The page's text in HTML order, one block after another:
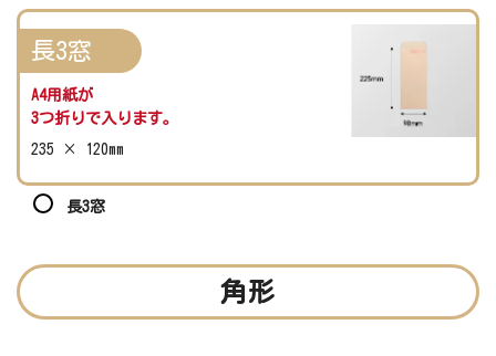
長3窓
A4用紙が
3つ折りで入ります。
235 × 120mm
長3窓
角形